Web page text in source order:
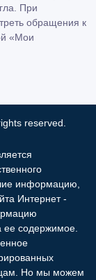
При
обращения к
«Мои
reserved.
информацию,
Интернет -
ее содержимое.
Но мы можем